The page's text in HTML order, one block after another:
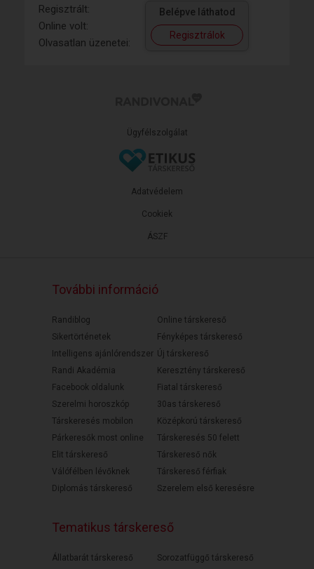
Regisztrált:
Online volt:
Olvasatlan üzenetei:
Belépve láthatod
Regisztrálok
Ügyfélszolgálat
ÁSZF
Adatvédelem
Cookiek
További információ
Randiblog
Sikertörténetek
Intelligens ajánlórendszer
Randi Akadémia
Facebook oldalunk
Szerelmi horoszkóp
Társkeresés mobilon
Párkeresők most online
Elit társkereső
Válófélben lévőknek
Diplomás társkereső
Online társkereső
Fényképes társkereső
Új társkereső
Keresztény társkereső
Fiatal társkereső
30as társkereső
Középkorú társkereső
Társkeresés 50 felett
Társkereső nők
Társkereső férfiak
Szerelem első keresésre
Tematikus társkereső
Állatbarát társkereső
Sorozatfüggő társkereső